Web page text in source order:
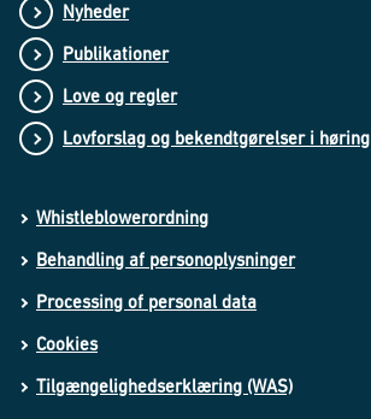
Nyheder
Publikationer
Love og regler
Lovforslag og bekendtgørelser i høring
Whistleblowerordning
Behandling af personoplysninger
Processing of personal data
Cookies
Tilgængelighedserklæring (WAS)